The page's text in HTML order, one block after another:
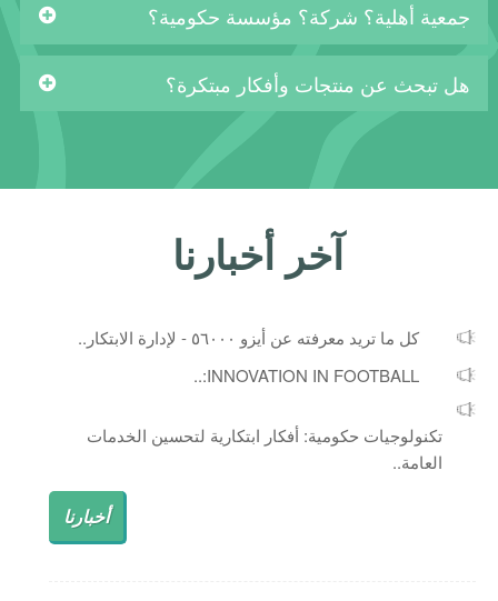
جمعية أهلية؟ شركة؟ مؤسسة حكومية؟
هل تبحث عن منتجات وأفكار مبتكرة؟
آخر أخبارنا
كل ما تريد معرفته عن أيزو ٥٦٠٠٠ - لإدارة الابتكار..
INNOVATION IN FOOTBALL:..
تكنولوجيات حكومية: أفكار ابتكارية لتحسين الخدمات
العامة..
أخبارنا